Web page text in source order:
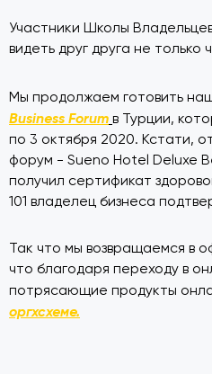
Участники Школы
видеть друг друга не
Мы продолжаем готовить
Business Forum в Турции,
по 3 октября 2020. Кстати,
форум - Sueno Hotel Deluxe
получил сертификат
101 владелец бизнеса
Так что мы возвращаемся в
что благодаря переходу в
потрясающие продукты
оргхсхеме.